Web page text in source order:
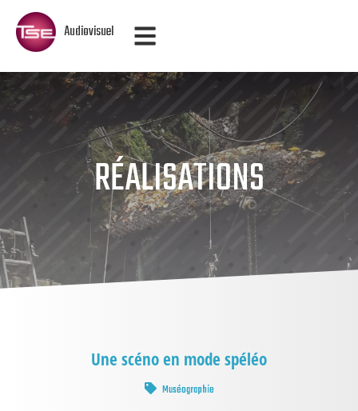
Audiovisuel
RÉALISATIONS
Une scéno en mode spéléo
Muséographie